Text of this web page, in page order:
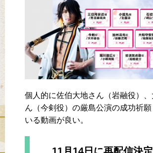
個人的に佐伯大地さん（岩融役）、
ん（今剣役）の厳島公演の成功祈
いる動画が良い。